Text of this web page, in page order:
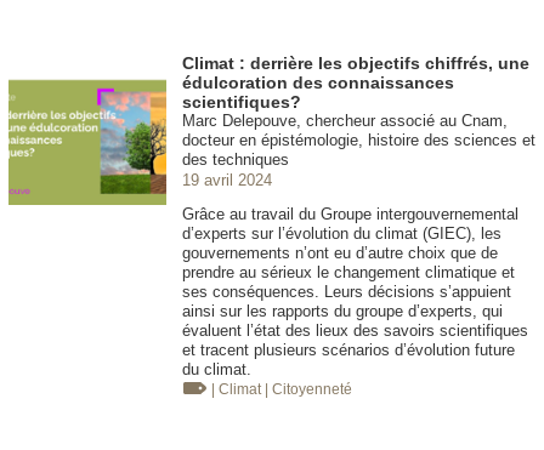
Climat : derrière les objectifs chiffrés, une
édulcoration des connaissances
scientifiques?
Marc Delepouve, chercheur associé au Cnam,
docteur en épistémologie, histoire des sciences et
des techniques
19 avril 2024
Grâce au travail du Groupe intergouvernemental
d’experts sur l’évolution du climat (GIEC), les
gouvernements n’ont eu d’autre choix que de
prendre au sérieux le changement climatique et
ses conséquences. Leurs décisions s’appuient
ainsi sur les rapports du groupe d’experts, qui
évaluent l’état des lieux des savoirs scientifiques
et tracent plusieurs scénarios d’évolution future
du climat.
| Climat | Citoyenneté